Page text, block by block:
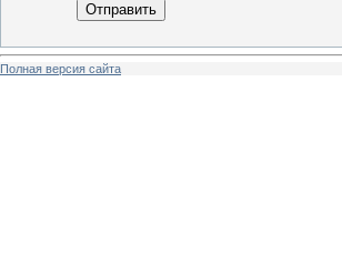
Отправить
Полная версия сайта